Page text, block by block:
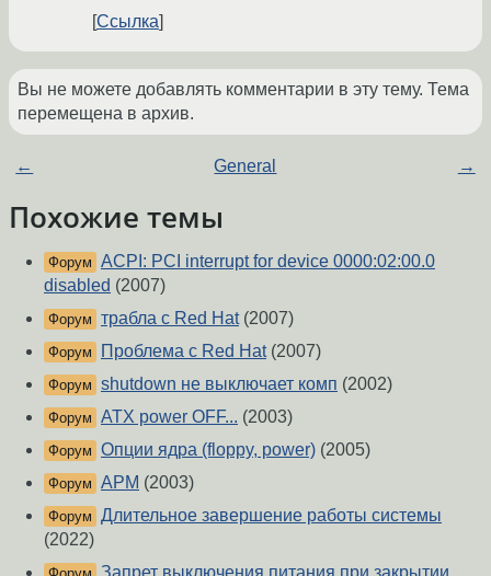
Ссылка
Вы не можете добавлять комментарии в эту тему. Тема
перемещена в архив.
← General →
Похожие темы
Форум ACPI: PCI interrupt for device 0000:02:00.0
disabled (2007)
Форум трабла с Red Hat(2007)
Форум Проблема с Red Hat(2007)
Форум shutdown не выключает комп (2002)
Форум ATX power OFF... (2003)
Форум Опции ядра (floppy, power) (2005)
Форум APM (2003)
Форум Длительное завершение работы системы
(2022)
Запрет выключения питания при закрытии